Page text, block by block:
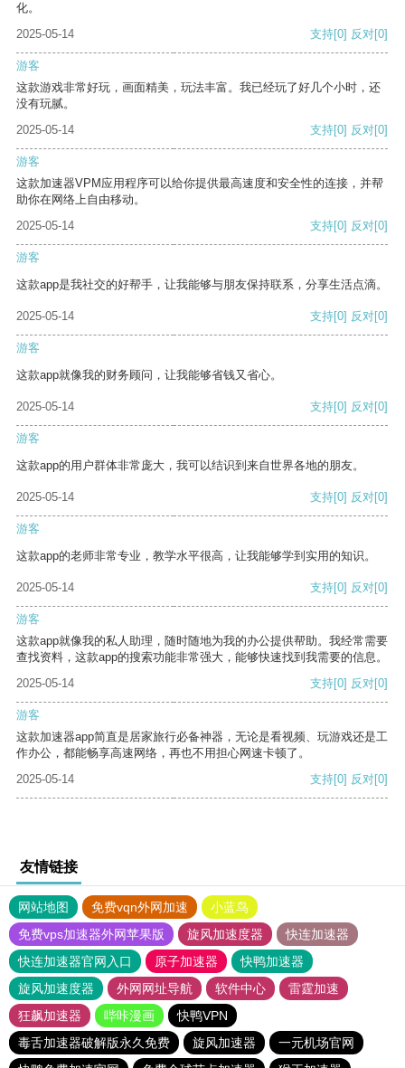
化。
2025-05-14
支持[0] 反对[0]
游客
这款游戏非常好玩，画面精美，玩法丰富。我已经玩了好几个小时，还
没有玩腻。
2025-05-14
支持[0] 反对[0]
游客
这款加速器VPM应用程序可以给你提供最高速度和安全性的连接，并帮
助你在网络上自由移动。
2025-05-14
支持[0] 反对[0]
游客
这款app是我社交的好帮手，让我能够与朋友保持联系，分享生活点滴。
2025-05-14 支持[0] 反对[0]
游客
这款app就像我的财务顾问，让我能够省钱又省心。
2025-05-14 支持[0] 反对[0]
游客
这款app的用户群体非常庞大，我可以结识到来自世界各地的朋友。
2025-05-14 支持[0] 反对[0]
游客
这款app的老师非常专业，教学水平很高，让我能够学到实用的知识。
2025-05-14 支持[0] 反对[0]
游客
这款app就像我的私人助理，随时随地为我的办公提供帮助。我经常需要
查找资料，这款app的搜索功能非常强大，能够快速找到我需要的信息。
2025-05-14
支持[0] 反对[0]
游客
这款加速器app简直是居家旅行必备神器，无论是看视频、玩游戏还是工
作办公，都能畅享高速网络，再也不用担心网速卡顿了。
2025-05-14
支持[0] 反对[0]
友情链接
网站地图 免费vqn外网加速
小蓝鸟
免费vps加速器外网苹果版
旋风加速度器
快连加速器
快连加速器官网入口
原子加速器
快鸭加速器
旋风加速度器
外网网址导航 软件中心
雷霆加速
狂飙加速器
哔咔漫画
快鸭VPN
毒舌加速器破解版永久免费
旋风加速器
一元机场官网